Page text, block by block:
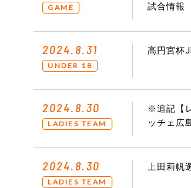
GAME
試合情報
2024.8.31
UNDER 18
高円宮杯
2024.8.30
LADIES TEAM
※追記【
ッチェ広
2024.8.30
LADIES TEAM
上田莉帆